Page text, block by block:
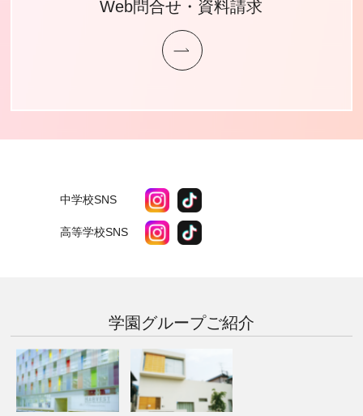
Web問合せ・資料請求
中学校SNS
高等学校SNS
学園グループご紹介